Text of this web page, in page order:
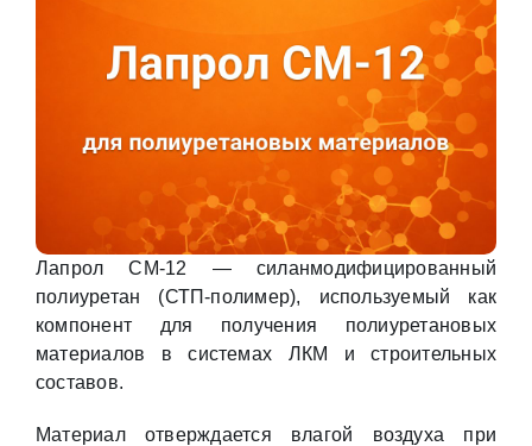
Лапрол СМ-12 — силанмодифицированный
полиуретан (СТП-полимер), используемый как
компонент для получения полиуретановых
материалов в системах ЛКМ и строительных
составов.
Материал отверждается влагой воздуха при